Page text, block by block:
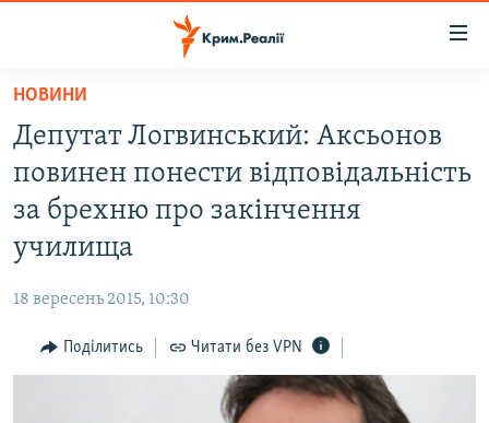
Перейти
основного
матеріалу
Перейти
до
основної
Перейти
пошуку
ВОДА.КРИМ
ВІДЕО ТА ФОТО
ПОГЛЯД
ІНТЕРВ'Ю
НОВИНИ
Депутат Логвинський: Аксьонов
повинен понести відповідальність
за брехню про закінчення
училища
18 вересень 2015, 10:30
Поділитись Читати без VPN